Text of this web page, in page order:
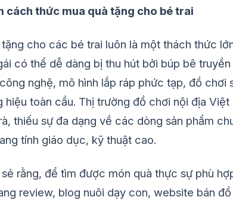
cách thức mua quà tặng cho bé trai
cho các bé trai luôn là một thách thức
có thể dễ dàng bị thu hút bởi búp bê
nghệ, mô hình lắp ráp phức tạp, đồ chơi
hiệu toàn cầu. Thị trường đồ chơi nội địa
thiếu sự đa dạng về các dòng sản phẩm
tính giáo dục, kỹ thuật cao.
rằng, để tìm được món quà thực sự phù
review, blog nuôi dạy con, website bán